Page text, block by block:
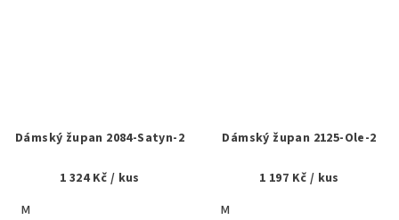
Dámský župan 2084-Satyn-2
1 324 Kč / kus
M
Dámský župan 2125-Ole-2
1 197 Kč / kus
M